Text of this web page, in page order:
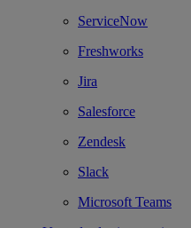
ServiceNow
Freshworks
Jira
Salesforce
Zendesk
Slack
Microsoft Teams